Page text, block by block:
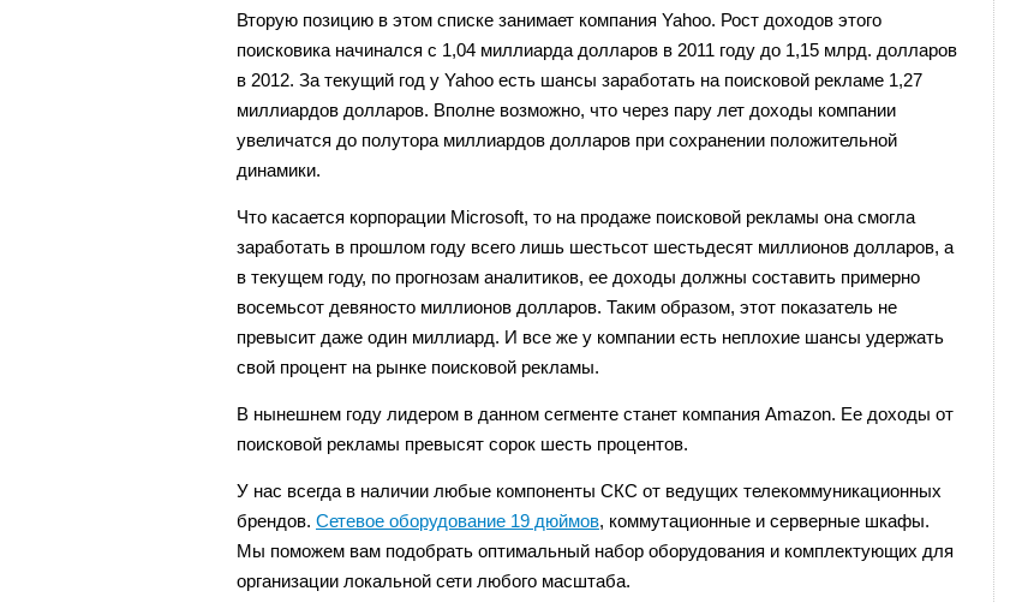
Вторую позицию в этом списке занимает компания Yahoo. Рост доходов этого
поисковика начинался с 1,04 миллиарда долларов в 2011 году до 1,15 млрд. долларов
в 2012. За текущий год у Yahoo есть шансы заработать на поисковой рекламе 1,27
миллиардов долларов. Вполне возможно, что через пару лет доходы компании
увеличатся до полутора миллиардов долларов при сохранении положительной
динамики.
Что касается корпорации Microsoft, то на продаже поисковой рекламы она смогла
заработать в прошлом году всего лишь шестьсот шестьдесят миллионов долларов, а
в текущем году, по прогнозам аналитиков, ее доходы должны составить примерно
восемьсот девяносто миллионов долларов. Таким образом, этот показатель не
превысит даже один миллиард. И все же у компании есть неплохие шансы удержать
свой процент на рынке поисковой рекламы.
В нынешнем году лидером в данном сегменте станет компания Amazon. Ее доходы от
поисковой рекламы превысят сорок шесть процентов.
У нас всегда в наличии любые компоненты СКС от ведущих телекоммуникационных
брендов. Cетевое оборудование 19 дюймов, коммутационные и серверные шкафы.
Мы поможем вам подобрать оптимальный набор оборудования и комплектующих для
организации локальной сети любого масштаба.